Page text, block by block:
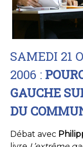
SAMEDI 21
2006 :
GAUCHE
DU
Débat avec